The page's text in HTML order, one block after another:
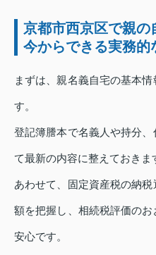
京都市西京区で親の
今からできる実務的
まずは、親名義自宅の基本
す。
登記簿謄本で名義人や持分
て最新の内容に整えておきま
あわせて、固定資産税の納
額を把握し、相続税評価の
安心です。